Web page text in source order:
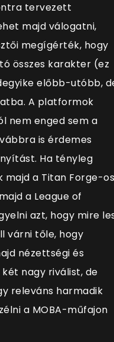
tervezett
majd válogatni,
megígérték, hogy
összes karakter (ez
előbb-utóbb,
A platformok
nem enged sem a
is érdemes
Ha tényleg
a Titan Forge-os
a League of
azt, hogy mire
várni tőle, hogy
nézettségi és
nagy riválist, de
releváns harmadik
a MOBA-műfajon